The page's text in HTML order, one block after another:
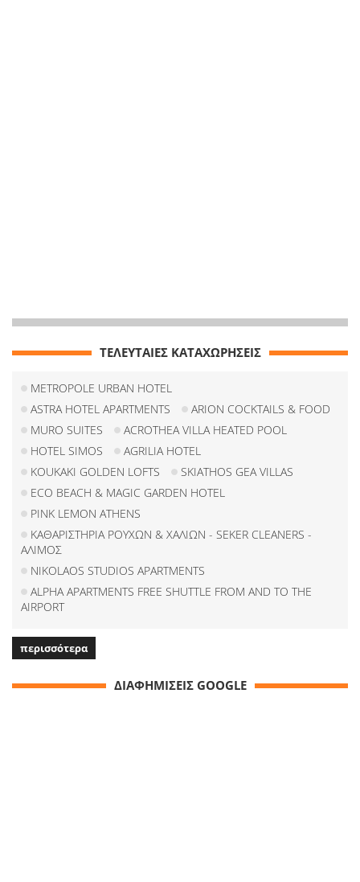
ΤΕΛΕΥΤΑΙΕΣ ΚΑΤΑΧΩΡΗΣΕΙΣ
METROPOLE URBAN HOTEL
ASTRA HOTEL APARTMENTS
ARION COCKTAILS & FOOD
MURO SUITES
ACROTHEA VILLA HEATED POOL
HOTEL SIMOS
AGRILIA HOTEL
KOUKAKI GOLDEN LOFTS
SKIATHOS GEA VILLAS
ECO BEACH & MAGIC GARDEN HOTEL
PINK LEMON ATHENS
ΚΑΘΑΡΙΣΤΗΡΙΑ ΡΟΥΧΩΝ & ΧΑΛΙΩΝ - SEKER CLEANERS -
ΑΛΙΜΟΣ
NIKOLAOS STUDIOS APARTMENTS
ALPHA APARTMENTS FREE SHUTTLE FROM AND TO THE
AIRPORT
περισσότερα
ΔΙΑΦΗΜΙΣΕΙΣ GOOGLE